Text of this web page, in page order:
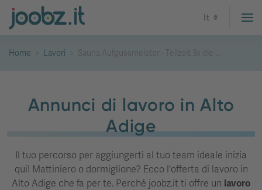
It
Home Lavori Sauna Aufgussmeister - Teilzeit 3x die ...
Annunci di lavoro in Alto
Adige
Il tuo percorso per aggiungerti al tuo team ideale inizia
qui! Mattiniero o dormiglione? Ecco l'offerta di lavoro in
Alto Adige che fa per te. Perché joobz.it ti offre un lavoro